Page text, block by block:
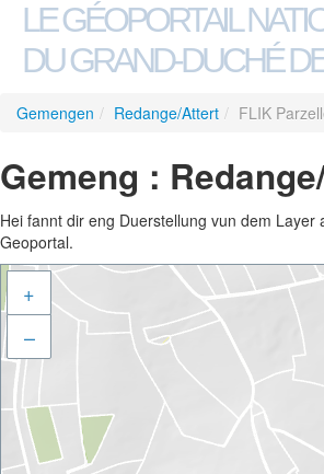
LE GÉOPORTAIL
DU GRAND-DUCHÉ
Gemengen / Redange/Attert / FLIK
Gemeng :
Hei fannt dir eng Duerstellung vun dem
Geoportal.
+
–